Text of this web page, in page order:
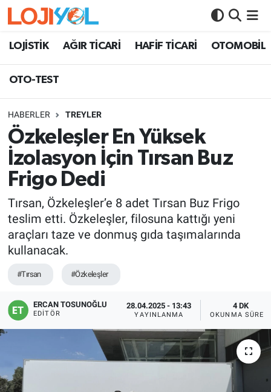
LOJİSTİK AĞIR TİCARİ HAFİF TİCARİ OTOMOBİL
OTO-TEST
HABERLER TREYLER
Özkeleşler En Yüksek
İzolasyon İçin Tırsan Buz
Frigo Dedi
Tırsan, Özkeleşler’e 8 adet Tırsan Buz Frigo
teslim etti. Özkeleşler, filosuna kattığı yeni
araçları taze ve donmuş gıda taşımalarında
kullanacak.
#Tırsan #Özkeleşler
ERCAN TOSUNOĞLU
EDITÖR
28.04.2025 - 13:43
YAYINLANMA
4 DK
OKUNMA SÜRESI
OTO-TEST